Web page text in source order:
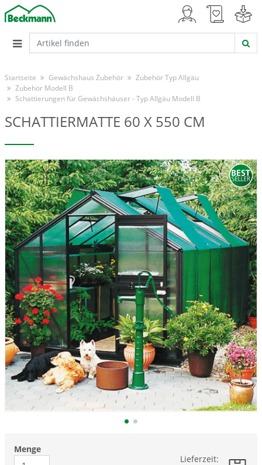
Startseite Gewächshaus Zubehör
Zubehör Typ Allgäu
Zubehör Modell B
Schattierungen für Gewächshäuser - Typ Allgäu Modell B
SCHATTIERMATTE 60 X 550 CM
Menge
Lieferzeit: